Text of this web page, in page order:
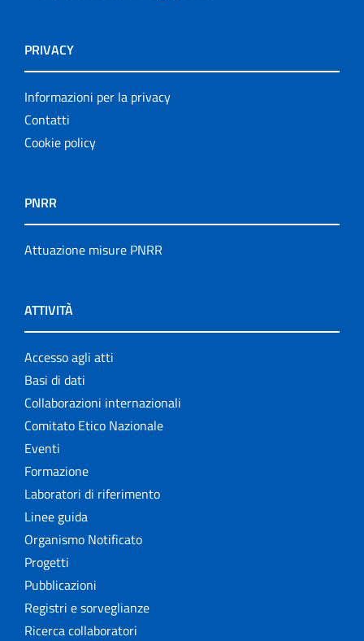
PRIVACY
Informazioni per la privacy
Contatti
Cookie policy
PNRR
Attuazione misure PNRR
ATTIVITÀ
Accesso agli atti
Basi di dati
Collaborazioni internazionali
Comitato Etico Nazionale
Eventi
Formazione
Laboratori di riferimento
Linee guida
Organismo Notificato
Progetti
Pubblicazioni
Registri e sorveglianze
Ricerca collaboratori